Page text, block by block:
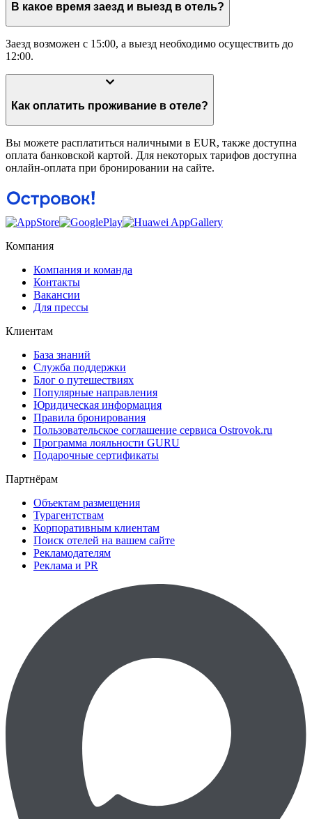
В какое время заезд и выезд в отель?
Заезд возможен с 15:00, а выезд необходимо осуществить до
12:00.
Как оплатить проживание в отеле?
Вы можете расплатиться наличными в EUR, также доступна
оплата банковской картой. Для некоторых тарифов доступна
онлайн-оплата при бронировании на сайте.
Компания
Компания и команда
Контакты
Вакансии
Для прессы
Клиентам
База знаний
Служба поддержки
Блог о путешествиях
Популярные направления
Юридическая информация
Правила бронирования
Пользовательское соглашение сервиса Ostrovok.ru
Программа лояльности GURU
Подарочные сертификаты
Партнёрам
Объектам размещения
Турагентствам
Корпоративным клиентам
Поиск отелей на вашем сайте
Рекламодателям
Реклама и PR